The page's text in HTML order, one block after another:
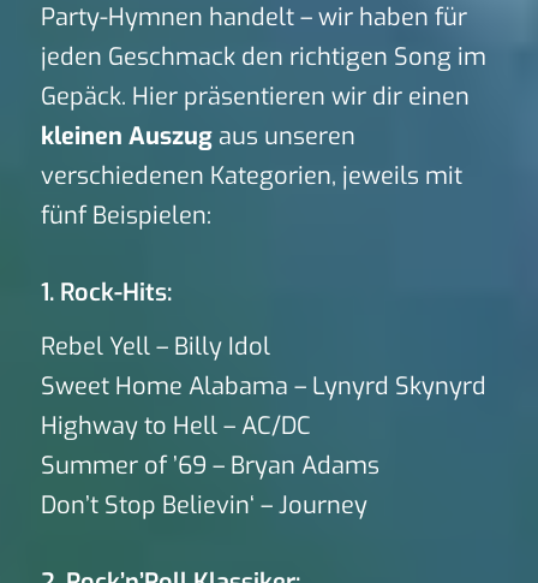
Party-Hymnen handelt – wir haben für
jeden Geschmack den richtigen Song im
Gepäck. Hier präsentieren wir dir einen
kleinen Auszugaus unseren
verschiedenen Kategorien, jeweils mit
fünf Beispielen:
1. Rock-Hits:
Rebel Yell – Billy Idol
Sweet Home Alabama – Lynyrd Skynyrd
Highway to Hell – AC/DC
Summer of ’69 – Bryan Adams
Don’t Stop Believin‘ – Journey